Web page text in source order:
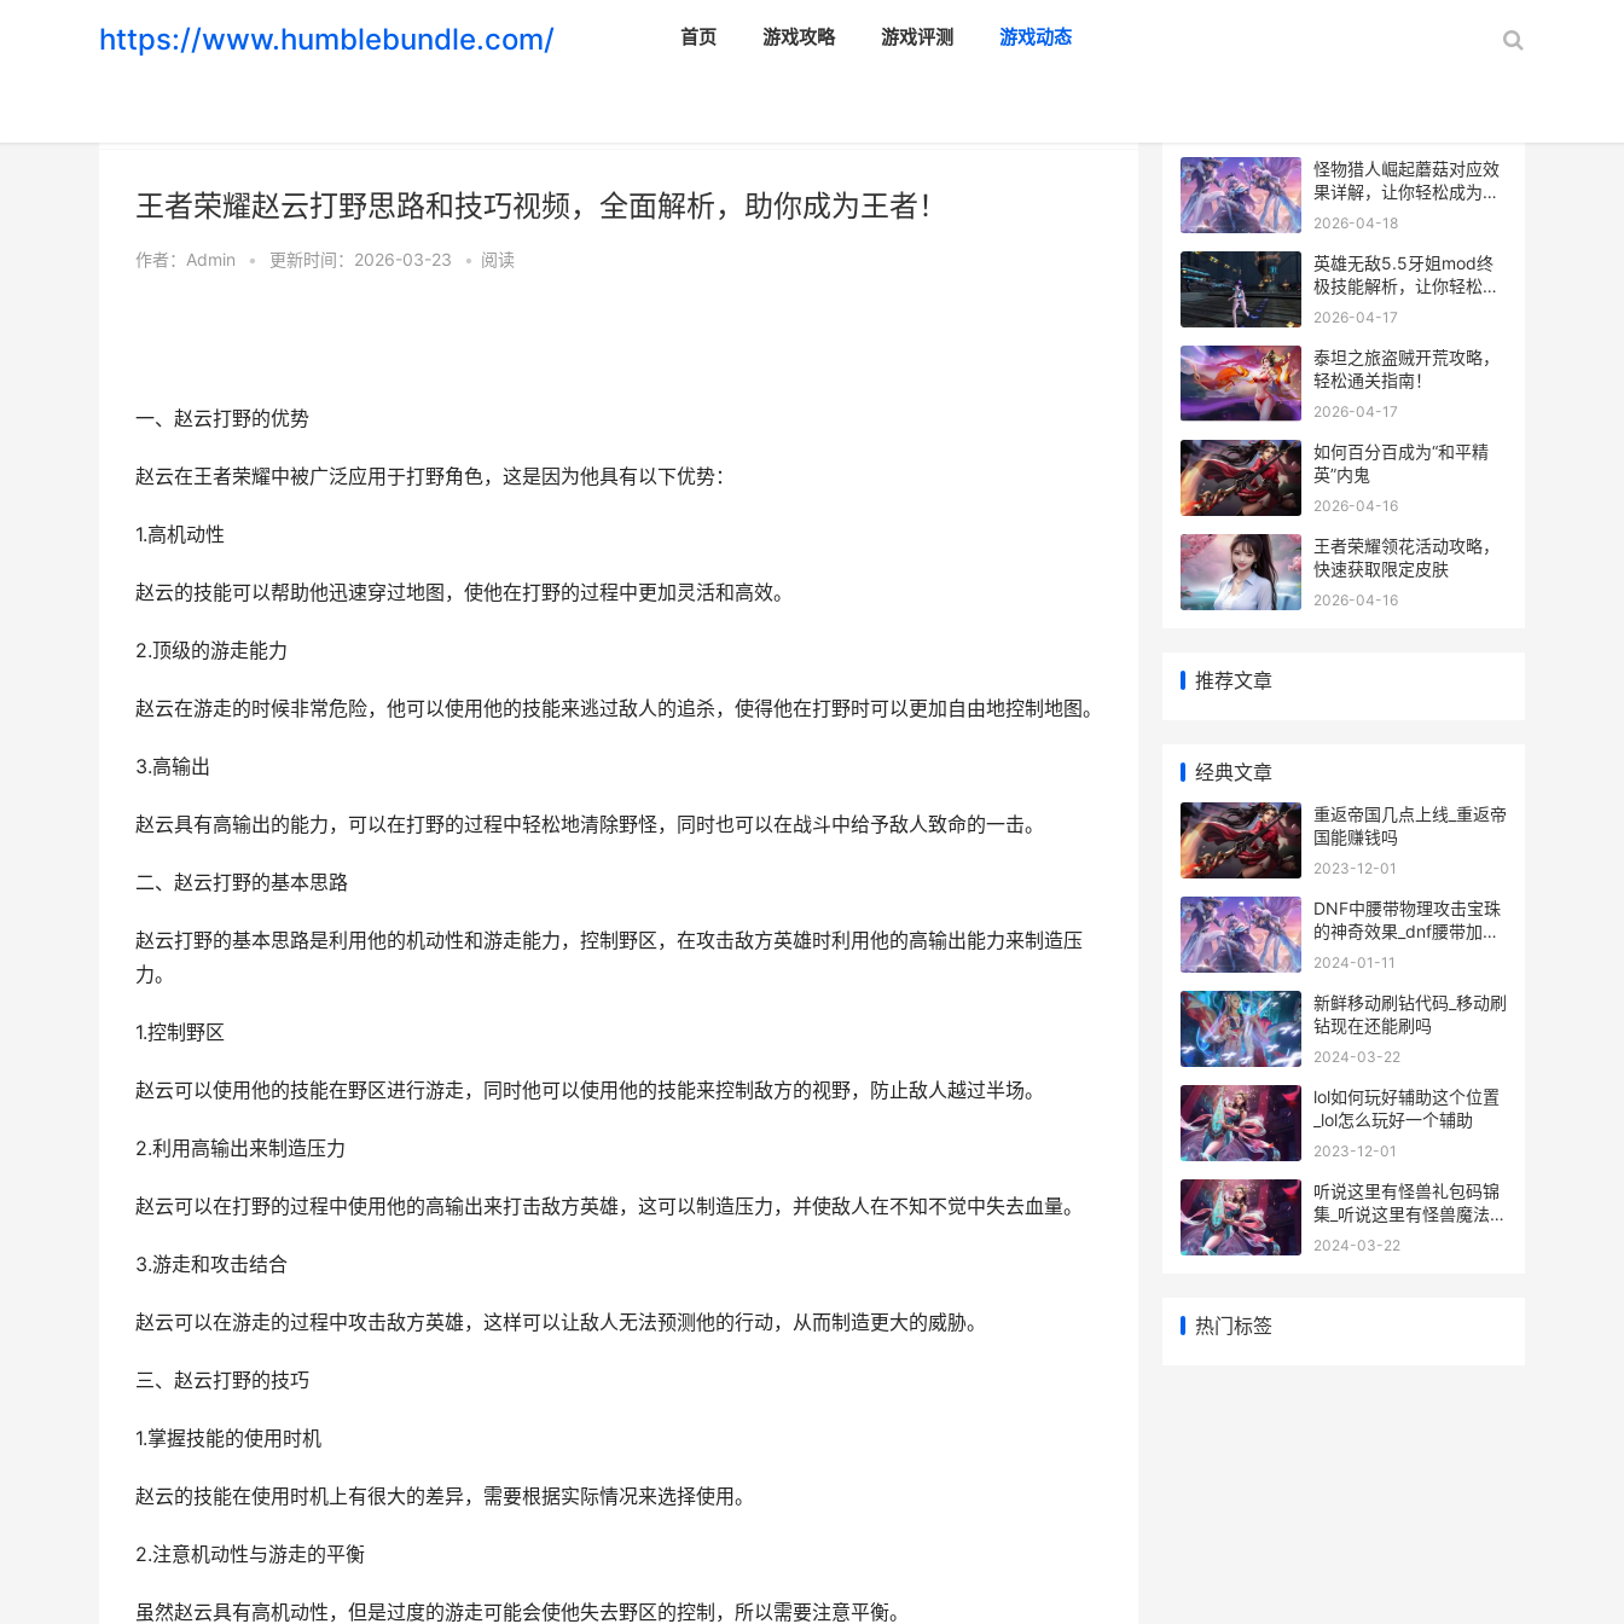
https://www.humblebundle.com/ 首页 游戏攻略 游戏评测 游戏动态
王者荣耀赵云打野思路和技巧视频，全面解析，助你成为王者！
作者： Admin • 更新时间：2026-03-23 • 阅读
一、赵云打野的优势
赵云在王者荣耀中被广泛应用于打野角色，这是因为他具有以下优势：
1.高机动性
赵云的技能可以帮助他迅速穿过地图，使他在打野的过程中更加灵活和高效。
2.顶级的游走能力
赵云在游走的时候非常危险，他可以使用他的技能来逃过敌人的追杀，使得他在打野时可以更加自由地控制地图。
3.高输出
赵云具有高输出的能力，可以在打野的过程中轻松地清除野怪，同时也可以在战斗中给予敌人致命的一击。
二、赵云打野的基本思路
赵云打野的基本思路是利用他的机动性和游走能力，控制野区，在攻击敌方英雄时利用他的高输出能力来制造压
力。
1.控制野区
赵云可以使用他的技能在野区进行游走，同时他可以使用他的技能来控制敌方的视野，防止敌人越过半场。
2.利用高输出来制造压力
赵云可以在打野的过程中使用他的高输出来打击敌方英雄，这可以制造压力，并使敌人在不知不觉中失去血量。
3.游走和攻击结合
赵云可以在游走的过程中攻击敌方英雄，这样可以让敌人无法预测他的行动，从而制造更大的威胁。
三、赵云打野的技巧
1.掌握技能的使用时机
赵云的技能在使用时机上有很大的差异，需要根据实际情况来选择使用。
2.注意机动性与游走的平衡
虽然赵云具有高机动性，但是过度的游走可能会使他失去野区的控制，所以需要注意平衡。
怪物猎人崛起蘑菇对应效
果详解，让你轻松成为高
手！
2026-04-18
英雄无敌5.5牙姐mod终
极技能解析，让你轻松搞
定战场！
2026-04-17
泰坦之旅盗贼开荒攻略，
轻松通关指南！
2026-04-17
如何百分百成为“和平精
英”内鬼
2026-04-16
王者荣耀领花活动攻略，
快速获取限定皮肤
2026-04-16
推荐文章
经典文章
重返帝国几点上线_重返帝
国能赚钱吗
2023-12-01
DNF中腰带物理攻击宝珠
的神奇效果_dnf腰带加物
理攻击力的宝珠
2024-01-11
新鲜移动刷钻代码_移动刷
钻现在还能刷吗
2024-03-22
lol如何玩好辅助这个位置
_lol怎么玩好一个辅助
2023-12-01
听说这里有怪兽礼包码锦
集_听说这里有怪兽魔法币
怎么获得
2024-03-22
热门标签